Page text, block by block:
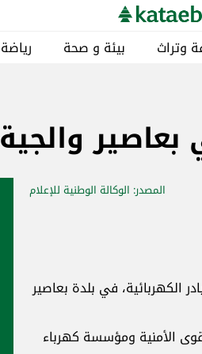
وتراث بيئة و صحة رياضة
والجية
المصدر: الوكالة الوطنية للإعلام
الكهربائية، في بلدة بعاصير
الأمنية ومؤسسة كهرباء